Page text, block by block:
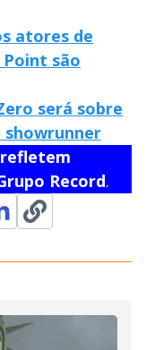
atores de
são
será sobre
showrunner
Record.